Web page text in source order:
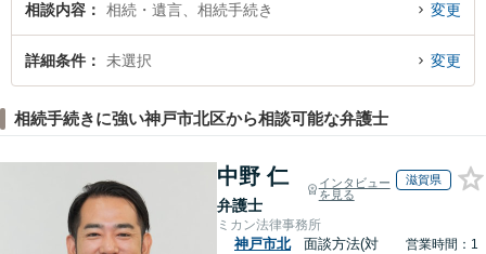
護士に相談したい』『相続手続きのトラブル解決の実績豊富な近くの弁護士を
検索したい』『初回相談無料で相続手続きを法律相談できる神戸市北区内の弁
護士に相談予約したい』などでお困りの相談者さんにおすすめです。
相談内容 相続・遺言、相続手続き 変更
詳細条件 未選択 変更
相続手続きに強い神戸市北区から相談可能な弁護士
中野 仁
弁護士
インタビュー
を見る
滋賀県
ミカン法律事務所
神戸市北
面談方法(対
営業時間：1